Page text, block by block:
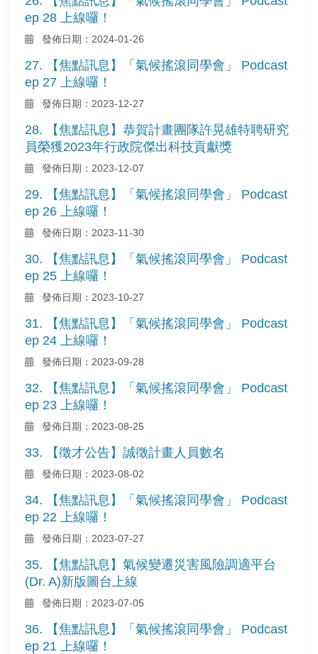
ep 28 上線囉！
發佈日期：2024-01-26
27. 【焦點訊息】「氣候搖滾同學會」 Podcast
ep 27 上線囉！
發佈日期：2023-12-27
28. 【焦點訊息】恭賀計畫團隊許晃雄特聘研究
員榮獲2023年行政院傑出科技貢獻獎
發佈日期：2023-12-07
29. 【焦點訊息】「氣候搖滾同學會」 Podcast
ep 26 上線囉！
發佈日期：2023-11-30
30. 【焦點訊息】「氣候搖滾同學會」 Podcast
ep 25 上線囉！
發佈日期：2023-10-27
31. 【焦點訊息】「氣候搖滾同學會」 Podcast
ep 24 上線囉！
發佈日期：2023-09-28
32. 【焦點訊息】「氣候搖滾同學會」 Podcast
ep 23 上線囉！
發佈日期：2023-08-25
33. 【徵才公告】誠徵計畫人員數名
發佈日期：2023-08-02
34. 【焦點訊息】「氣候搖滾同學會」 Podcast
ep 22 上線囉！
發佈日期：2023-07-27
35. 【焦點訊息】氣候變遷災害風險調適平台
(Dr. A)新版圖台上線
發佈日期：2023-07-05
36. 【焦點訊息】「氣候搖滾同學會」 Podcast
ep 21 上線囉！